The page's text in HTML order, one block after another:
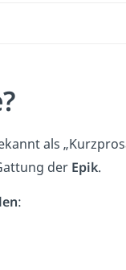
als
der Epik.
: